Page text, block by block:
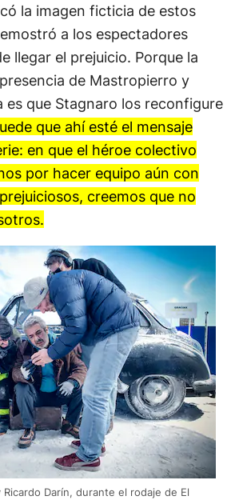
la imagen ficticia de estos
a los espectadores
llegar el prejuicio. Porque la
de Mastropierro y
es que Stagnaro los reconfigure
que ahí esté el mensaje
en que el héroe colectivo
por hacer equipo aún con
creemos que no
Ricardo Darín, durante el rodaje de El